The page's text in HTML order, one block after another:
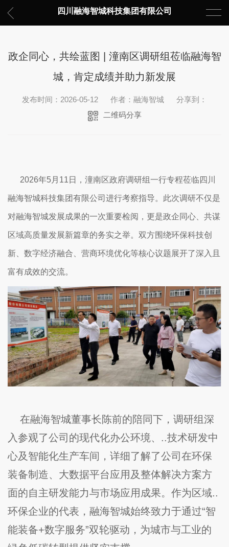
四川融海智城科技集团有限公司
政企同心，共绘蓝图 | 潼南区调研组莅临融海智
城，肯定成绩并助力新发展
发布时间：2026-05-12 作者：融海智城
分享到：
二维码分享
2026年5月11日，潼南区政府调研组一行专程莅临四川
融海智城科技集团有限公司进行考察指导。此次调研不仅是
对融海智城发展成果的一次重要检阅，更是政企同心、共谋
区域高质量发展新篇章的务实之举。双方围绕环保科技创
新、数字经济融合、营商环境优化等核心议题展开了深入且
富有成效的交流。
在融海智城董事长陈前的陪同下，调研组深
入参观了公司的现代化办公环境、..技术研发中
心及智能化生产车间，详细了解了公司在环保
装备制造、大数据平台应用及整体解决方案方
面的自主研发能力与市场应用成果。作为区域..
环保企业的代表，融海智城始终致力于通过“智
能装备+数字服务”双轮驱动，为城市与工业的